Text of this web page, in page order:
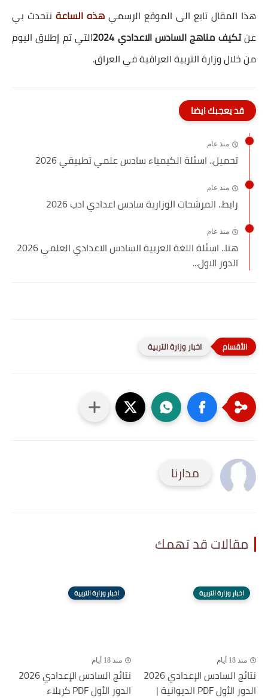
هذا المقال تابع الى الموقع الرسمي هذه الساعة نتحدث بي
عنتكيف مناهج السادس الاعدادي 2024
التي تم إطلاق اليوم
من خلال وزارة التربية العراقية في العراق.
قد يعجبك ايضا
منذ عام
تحميل.. اسئلة الكيمياء سادس علمي تطبيقي 2026
منذ عام
رابط.. المرشحات الوزارية سادس اعدادي ادب 2026
منذ عام
هنا.. اسئلة اللغة العربية السادس الاعدادي العلمي 2026
الدور الاول...
اخبار وزارة التربية
مدارنا
مقالات قد تهمك
اخبار وزارة التربية
منذ 18 أيام
نتائج السادس الإعدادي 2026
الدور الأول PDF الديوانية |
اخبار وزارة التربية
منذ 18 أيام
نتائج السادس الإعدادي 2026
الدور الأول PDF كربلاء